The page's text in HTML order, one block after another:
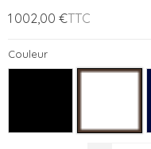
1 002,00 €TTC
Couleur